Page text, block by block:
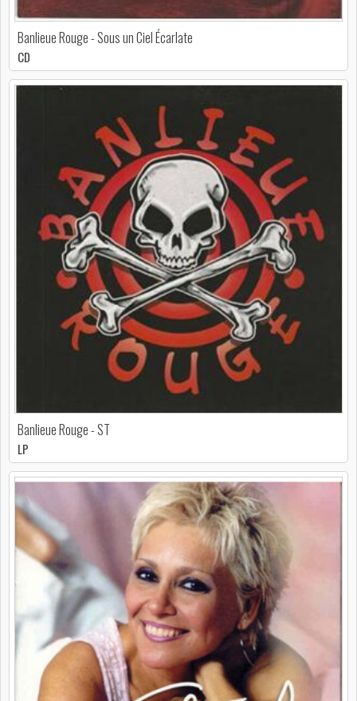
Banlieue Rouge - Sous un Ciel Écarlate
CD
Banlieue Rouge - ST
LP